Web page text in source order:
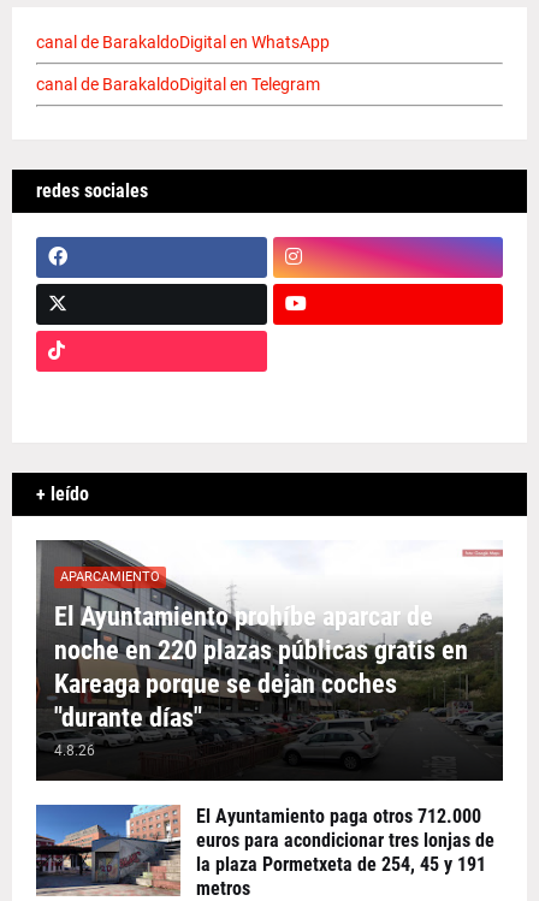
canal de BarakaldoDigital en WhatsApp
canal de BarakaldoDigital en Telegram
redes sociales
+ leído
APARCAMIENTO
El Ayuntamiento prohíbe aparcar de
noche en 220 plazas públicas gratis en
Kareaga porque se dejan coches
"durante días"
4.8.26
El Ayuntamiento paga otros 712.000
euros para acondicionar tres lonjas de
la plaza Pormetxeta de 254, 45 y 191
metros